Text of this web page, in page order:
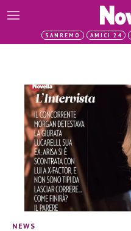
SANREMO AMICI 24
NEWS